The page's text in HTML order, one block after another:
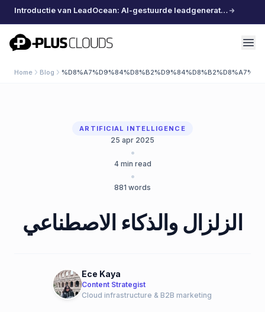
Introductie van LeadOcean: AI-gestuurde leadgeneratie, samengestelde data, moeiteloos schalen
PlusClouds
Home Blog
ARTIFICIAL INTELLIGENCE
25 apr 2025
•
4min read
•
881 words
الزلزال والذكاء الاصطناعي
Ece Kaya
Content Strategist
Cloud infrastructure & B2B marketing